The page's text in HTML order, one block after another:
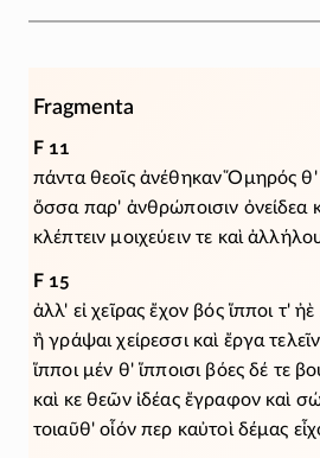
Fragmenta
F 11
πάντα θεοῖς ἀνέθηκαν Ὅμηρός θ'
ὅσσα παρ' ἀνθρώποισιν ὀνείδεα
κλέπτειν μοιχεύειν τε καὶ
F 15
ἀλλ' εἰ χεῖρας ἔχον βός ἵπποι τ' ἠὲ
ἢ γράψαι χείρεσσι καὶ ἔργα
ἵπποι μέν θ' ἵπποισι βόες δέ τε
καὶ κε θεῶν ἰδέας ἔγραφον καὶ
τοιαῦθ' οἷόν περ καὐτοὶ δέμας